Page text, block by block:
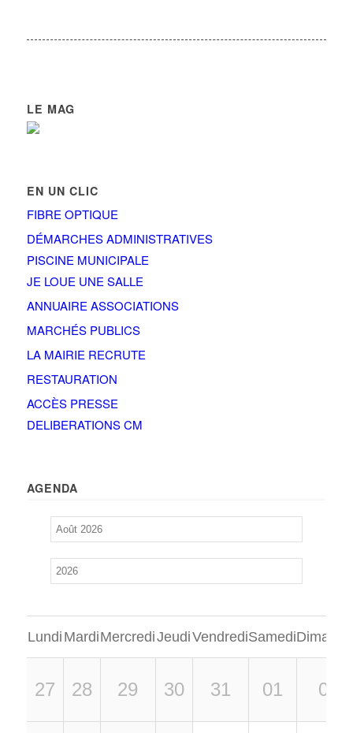
LE MAG
EN UN CLIC
FIBRE OPTIQUE
DÉMARCHES ADMINISTRATIVES
PISCINE MUNICIPALE
JE LOUE UNE SALLE
ANNUAIRE ASSOCIATIONS
MARCHÉS PUBLICS
LA MAIRIE RECRUTE
RESTAURATION
ACCÈS PRESSE
DELIBERATIONS CM
AGENDA
Lundi MardiMercrediJeudiVendrediSamedi
27 28 29 30 31 01 02